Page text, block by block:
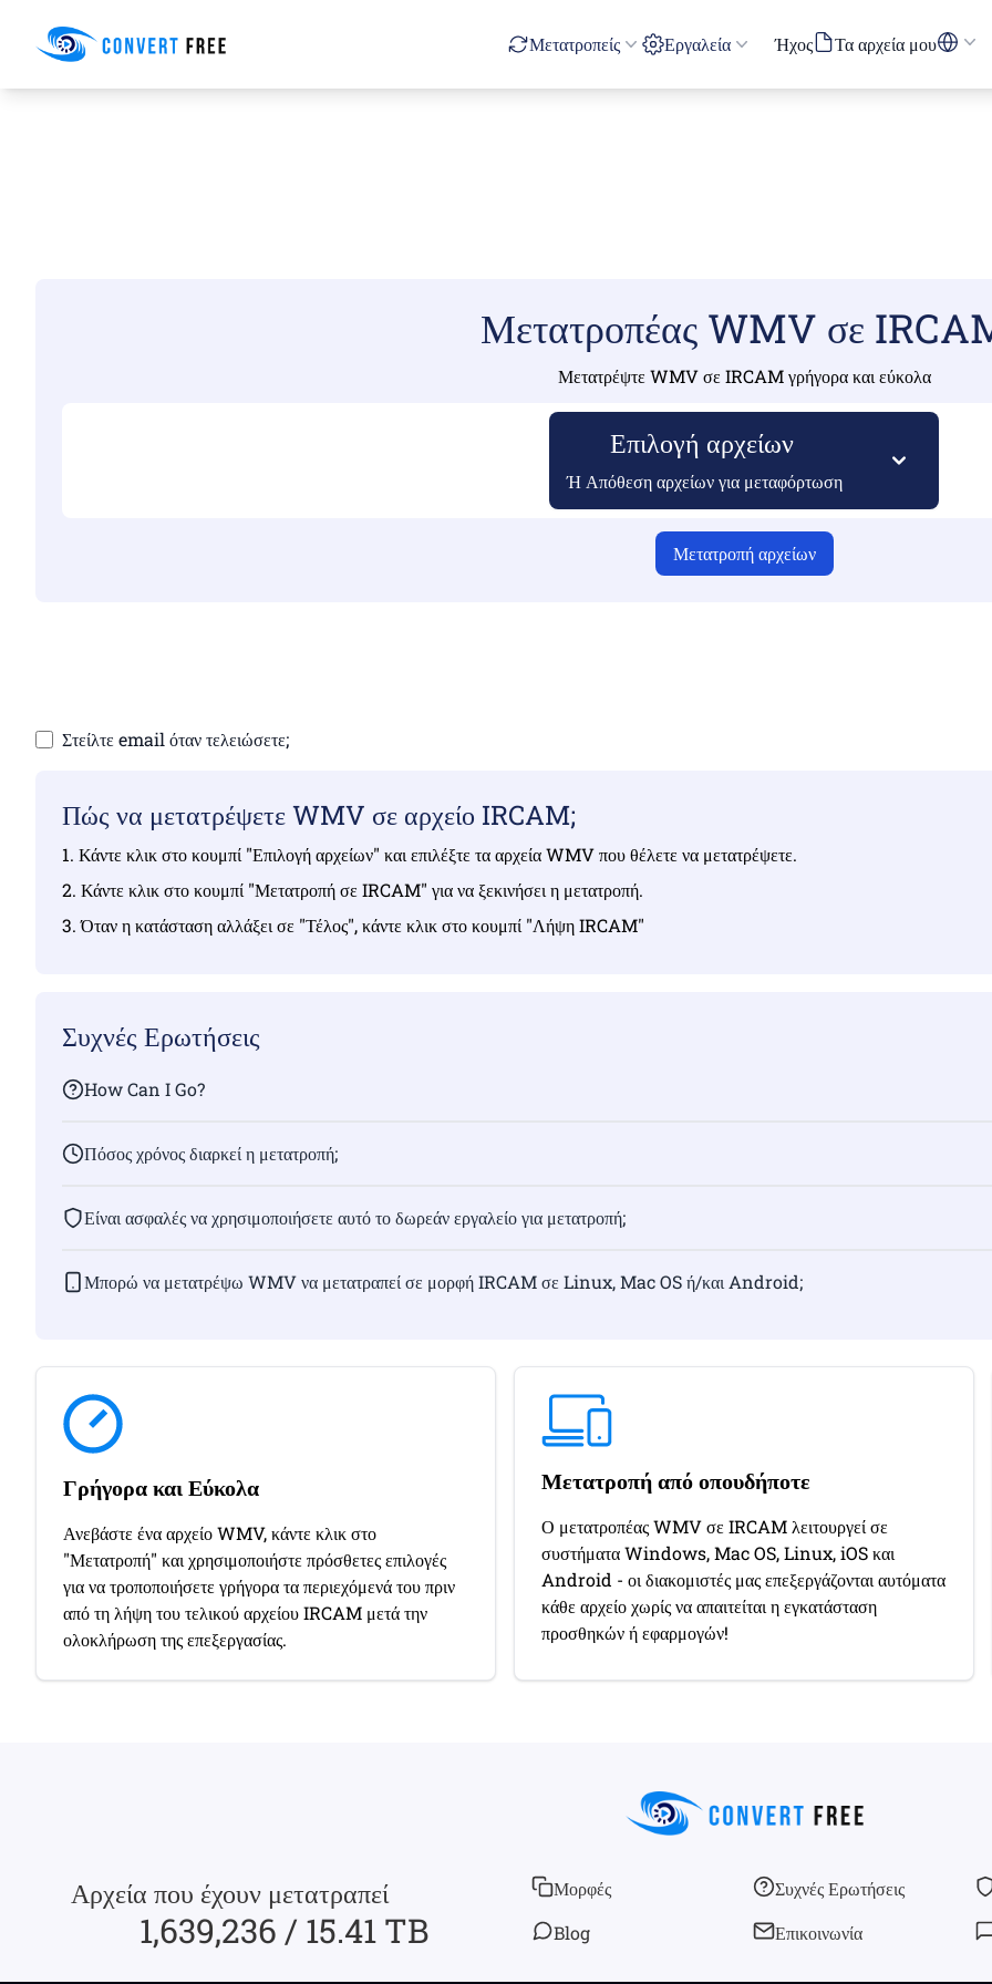
Convert Free Μετατροπείς Εργαλεία Ήχος Τα αρχεία μου
Μετατροπέας WMV σε
Μετατρέψτε WMV σε IRCAM γρήγορα και εύκολα
Επιλογή αρχείων
Ή Απόθεση αρχείων για μεταφόρτωση
Μετατροπή αρχείων
Στείλτε email όταν τελειώσετε;
Πώς να μετατρέψετε WMV σε αρχείο IRCAM;
1. Κάντε κλικ στο κουμπί "Επιλογή αρχείων" και επιλέξτε τα αρχεία WMV που θέλετε να μετατρέψετε.
2. Κάντε κλικ στο κουμπί "Μετατροπή σε IRCAM" για να ξεκινήσει η μετατροπή.
3. Όταν η κατάσταση αλλάξει σε "Τέλος", κάντε κλικ στο κουμπί "Λήψη IRCAM"
Συχνές Ερωτήσεις
How Can I Go?
Πόσος χρόνος διαρκεί η μετατροπή;
Είναι ασφαλές να χρησιμοποιήσετε αυτό το δωρεάν εργαλείο για μετατροπή;
Μπορώ να μετατρέψω WMV να μετατραπεί σε μορφή IRCAM σε Linux, Mac OS ή/και Android;
Γρήγορα και Εύκολα
Ανεβάστε ένα αρχείο WMV, κάντε κλικ στο
"Μετατροπή" και χρησιμοποιήστε πρόσθετες επιλογές
για να τροποποιήσετε γρήγορα τα περιεχόμενά του πριν
από τη λήψη του τελικού αρχείου IRCAM μετά την
ολοκλήρωση της επεξεργασίας.
Μετατροπή από οπουδήποτε
Ο μετατροπέας WMV σε IRCAM λειτουργεί σε
συστήματα Windows, Mac OS, Linux, iOS και
Android - οι διακομιστές μας επεξεργάζονται αυτόματα
κάθε αρχείο χωρίς να απαιτείται η εγκατάσταση
προσθηκών ή εφαρμογών!
Αρχεία που έχουν μετατραπεί
1,639,236 / 15.41 TB
Μορφές
Blog
Συχνές Ερωτήσεις
Επικοινωνία